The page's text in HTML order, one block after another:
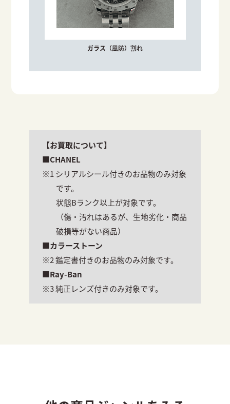
ガラス（風防）割れ
【お買取について】
■CHANEL
※1 シリアルシール付きのお品物のみ対象
です。
状態Bランク以上が対象です。
（傷・汚れはあるが、生地劣化・商品
破損等がない商品）
■カラーストーン
※2 鑑定書付きのお品物のみ対象です。
■Ray-Ban
※3 純正レンズ付きのみ対象です。